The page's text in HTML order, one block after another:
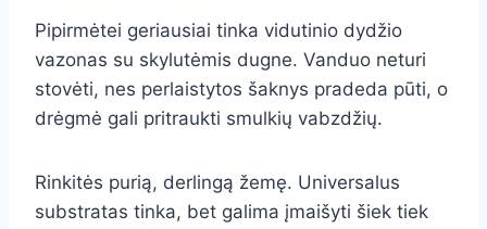
Pipirmėtei geriausiai tinka vidutinio dydžio
vazonas su skylutėmis dugne. Vanduo neturi
stovėti, nes perlaistytos šaknys pradeda pūti, o
drėgmė gali pritraukti smulkių vabzdžių.
Rinkitės purią, derlingą žemę. Universalus
substratas tinka, bet galima įmaišyti šiek tiek